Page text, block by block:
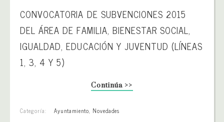
CONVOCATORIA DE SUBVENCIONES 2015
DEL ÁREA DE FAMILIA, BIENESTAR SOCIAL,
IGUALDAD, EDUCACIÓN Y JUVENTUD (LÍNEAS
1, 3, 4 Y 5)
Continúa >>
Categoría: Ayuntamiento, Novedades